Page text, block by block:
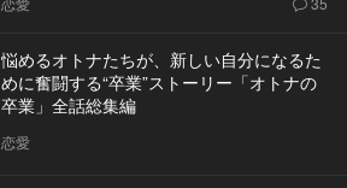
悩めるオトナたちが、新しい自分になるた
めに奮闘する“卒業”ストーリー「オトナの
卒業」全話総集編
恋愛